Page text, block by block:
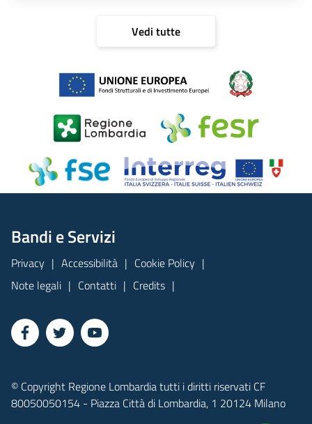
Vedi tutte
Bandi e Servizi
Privacy Accessibilità
Cookie Policy
Note legali
Contatti Credits
© Copyright Regione Lombardia tutti i diritti riservati CF
80050050154 - Piazza Città di Lombardia, 1 20124 Milano